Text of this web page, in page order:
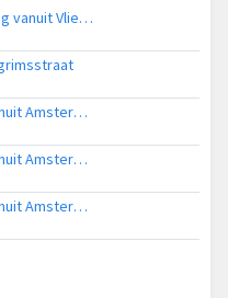
Ambulancehelikopter onderweg vanuit Vliegbasis Leeuwarden
Politiehelikopter onderweg vanuit Amsterdam Vliegveld Schiphol
Politiehelikopter onderweg vanuit Amsterdam Vliegveld Schiphol
Politiehelikopter onderweg vanuit Amsterdam Vliegveld Schiphol